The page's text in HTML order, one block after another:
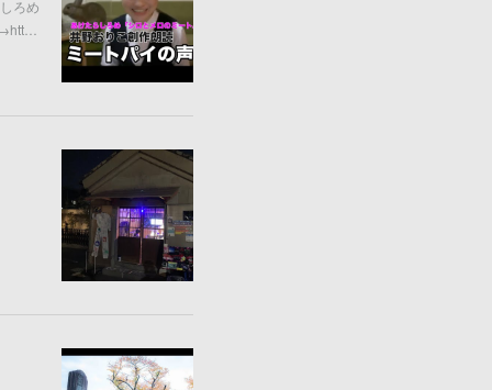
ろめ